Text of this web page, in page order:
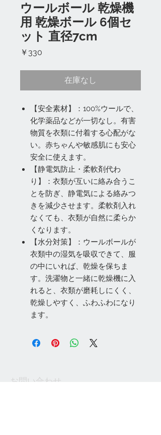
ウールボール 乾燥機
用 乾燥ボール 6個セ
ット 直径7cm
￥330
在庫なし
【安全素材】：100%ウールで、
化学薬品などが一切なし。有害
物質を衣類に付着する心配がな
い。赤ちゃんや敏感肌にも安心
安全に使えます。
【静電気防止・柔軟剤代わ
り】：衣類が互いに絡み合うこ
とを防ぎ、静電気による絡みつ
きを減少させます。柔軟剤入れ
なくても、衣類が自然に柔らか
くなります。
【水分対策】：ウールボールが
衣類中の湿気を吸収できて、服
の中にいれば、乾燥を保ちま
す。洗濯物と一緒に乾燥機に入
れると、衣類が磨耗しにくく、
乾燥しやすく、ふわふわになり
ます。
お問い合わせ